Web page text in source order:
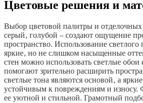
Цветовые решения и
Выбор цветовой палитры и отделочных
серый‚ голубой – создают ощущение
пространство. Использование
яркие‚ но не слишком насыщенные
стен можно использовать светлые
помогают зрительно расширить
светлые тона являются основой‚ а
устойчивым к повреждениям и износу.
ее уютной и стильной. Грамотный